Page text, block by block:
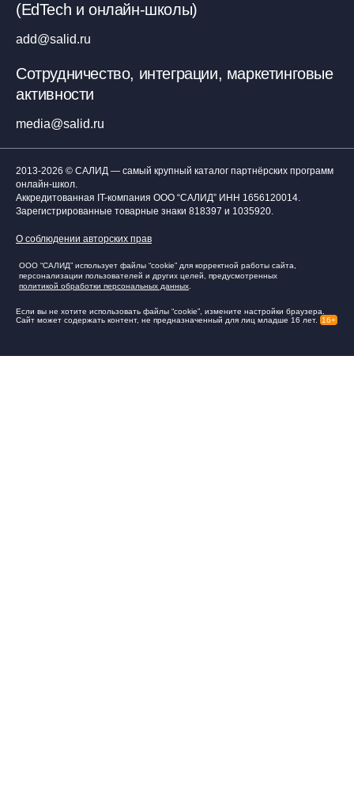
(EdTech и онлайн-школы)
add@salid.ru
Сотрудничество, интеграции, маркетинговые
активности
media@salid.ru
2013-2026 © САЛИД — самый крупный каталог партнёрских программ
онлайн-школ.
Аккредитованная IT-компания ООО “САЛИД” ИНН 1656120014.
Зарегистрированные товарные знаки 818397 и 1035920.
О соблюдении авторских прав
ООО “САЛИД” использует файлы “cookie” для корректной работы сайта,
персонализации пользователей и других целей, предусмотренных
политикой обработки персональных данных
Если вы не хотите использовать файлы “cookie”, измените настройки браузера.
Сайт может содержать контент, не предназначенный для лиц младше 16 лет.
16+